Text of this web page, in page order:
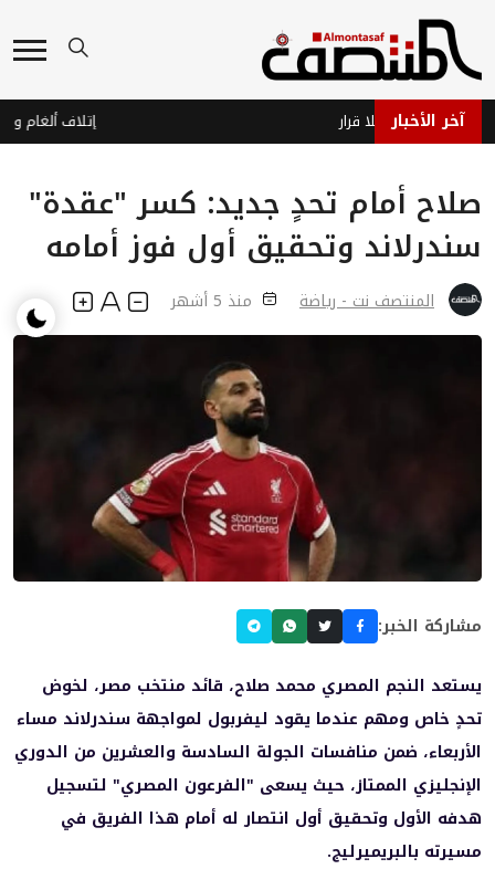
آخر الأخبار
وحرب بلا قرار
صلاح أمام تحدٍ جديد: كسر "عقدة"
سندرلاند وتحقيق أول فوز أمامه
المنتصف نت - رياضة منذ 5 أشهر
مشاركة الخبر:
يستعد النجم المصري محمد صلاح، قائد منتخب مصر، لخوض
تحدٍ خاص ومهم عندما يقود ليفربول لمواجهة سندرلاند مساء
الأربعاء، ضمن منافسات الجولة السادسة والعشرين من الدوري
الإنجليزي الممتاز، حيث يسعى "الفرعون المصري" لتسجيل
هدفه الأول وتحقيق أول انتصار له أمام هذا الفريق في
مسيرته بالبريميرليج.